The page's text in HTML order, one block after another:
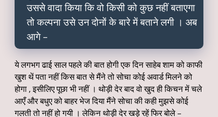
उससे वादा किया कि वो किसी को कुछ नहीं बताएगा
तो कल्पना उसे उन दोनों के बारे में बताने लगी । अब
आगे –
ये लगभग ढाई साल पहले की बात होगी एक दिन साहेब शाम को काफी
खुश थें पता नहीं किस बात से मैंने तो सोचा कोई अवार्ड मिलने को
होगा , इसीलिए पूछा भी नहीं । थोड़ी देर बाद वो खुद ही किचन में चले
आएँ और बधुए को बाहर भेज दिया मैंने सोचा की कही मुझसे कोई
गलती तो नहीं हो गयी । लेकिन थोड़ी देर खड़े रहें फिर बोले –